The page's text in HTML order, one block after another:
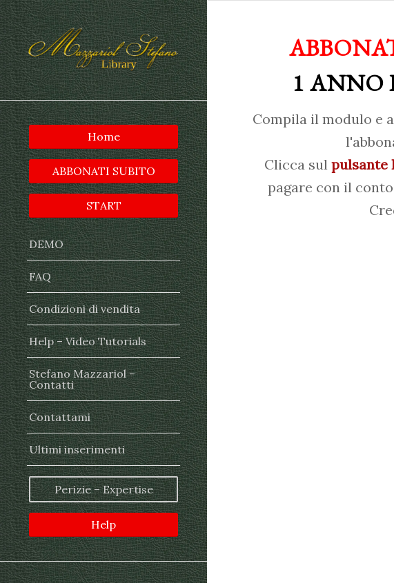
Home
ABBONATI SUBITO
START
DEMO
FAQ
Condizioni di vendita
Help – Video Tutorials
Stefano Mazzariol –
Contatti
Contattami
Ultimi inserimenti
Perizie – Expertise
Help
1 ANNO
Compila il modulo e
Clicca sul pulsante
pagare con il